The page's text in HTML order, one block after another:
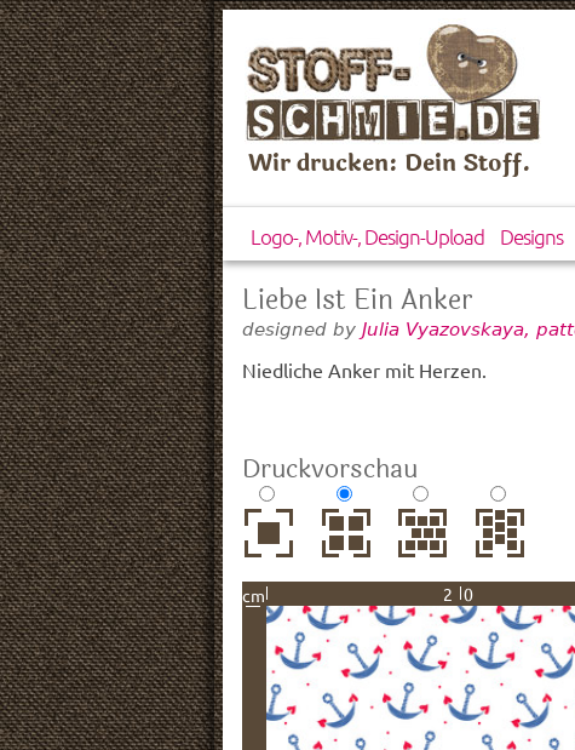
Wir drucken: Dein Stoff.
Logo-, Motiv-, Design-Upload Designs
Liebe Ist Ein Anker
designed by Julia Vyazovskaya,
Niedliche Anker mit Herzen.
Druckvorschau
cm 20